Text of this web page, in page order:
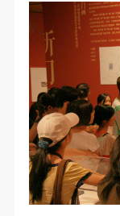
中央美术学院美
根据《中华人
民法通则》以
人民共和国民
有关规定，为
方）的权利义
带有甲方肖像
一、 一般约定
（1）、甲方为
中央美术学院美
根据《中华人
民法通则》以
人民共和国民
有关规定，为
方）的权利义
带有甲方肖像
一、 一般约定
（1）、甲方为
中央美术学院美
根据《中华人
民法通则》以
人民共和国民
有关规定，为
方）的权利义
带有甲方肖像
一、 一般约定
（1）、甲方为